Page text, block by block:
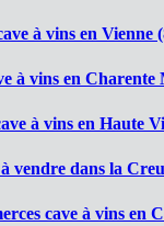
à vins en Vienne
à vins en
à vins en Haute
vendre dans la
cave à vins en